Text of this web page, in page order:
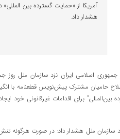
آمریکا از «حمایت گسترده بین المللی»
هشدار داد.
جمهوری اسلامی ایران نزد سازمان ملل
حامیان مشترک پیش‌نویس قطعنامه با
برای اقدامات غیرقانونی خود
سازمان ملل هشدار داد: در صورت هرگونه